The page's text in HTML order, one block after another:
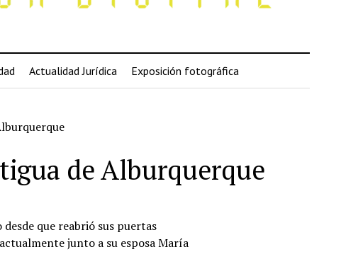
Actualidad Jurídica Exposición fotográfica
de Alburquerque
que reabrió sus puertas
junto a su esposa María